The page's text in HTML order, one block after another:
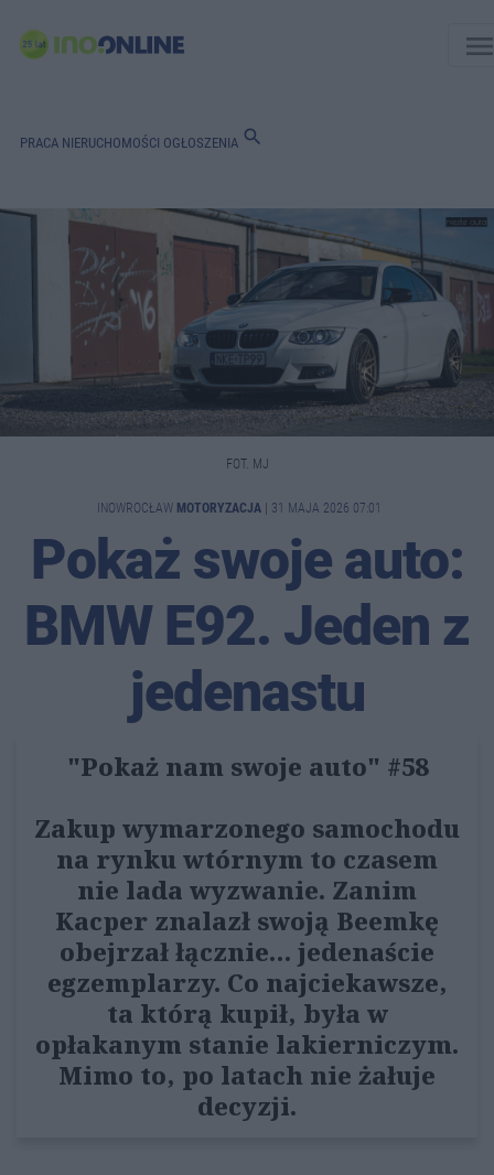
PRACA NIERUCHOMOŚCI OGŁOSZENIA search
FOT. MJ
INOWROCŁAW MOTORYZACJA 31 MAJA 2026 07:01
Pokaż swoje auto:
BMW E92. Jeden z
jedenastu
"Pokaż nam swoje auto" #58
Zakup wymarzonego samochodu
na rynku wtórnym to czasem
nie lada wyzwanie. Zanim
Kacper znalazł swoją Beemkę
obejrzał łącznie… jedenaście
egzemplarzy. Co najciekawsze,
ta którą kupił, była w
opłakanym stanie lakierniczym.
Mimo to, po latach nie żałuje
decyzji.